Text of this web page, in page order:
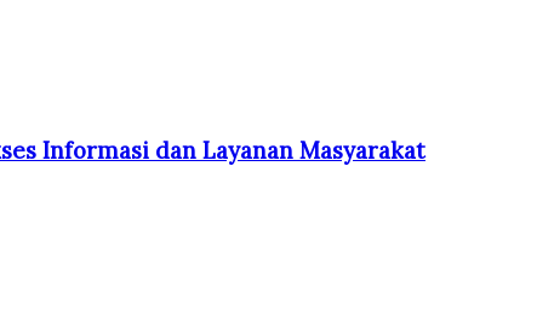
Informasi dan Layanan Masyarakat